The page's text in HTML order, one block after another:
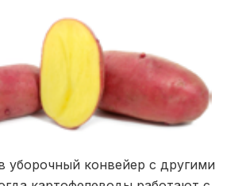
уборочный конвейер с другими